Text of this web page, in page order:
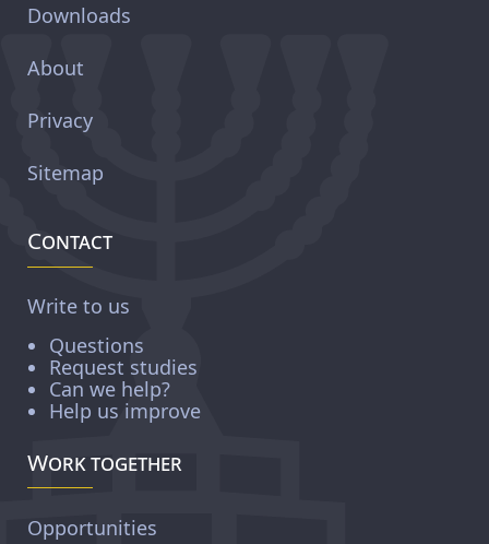
Downloads
About
Privacy
Sitemap
Contact
Write to us
Questions
Request studies
Can we help?
Help us improve
Work together
Opportunities